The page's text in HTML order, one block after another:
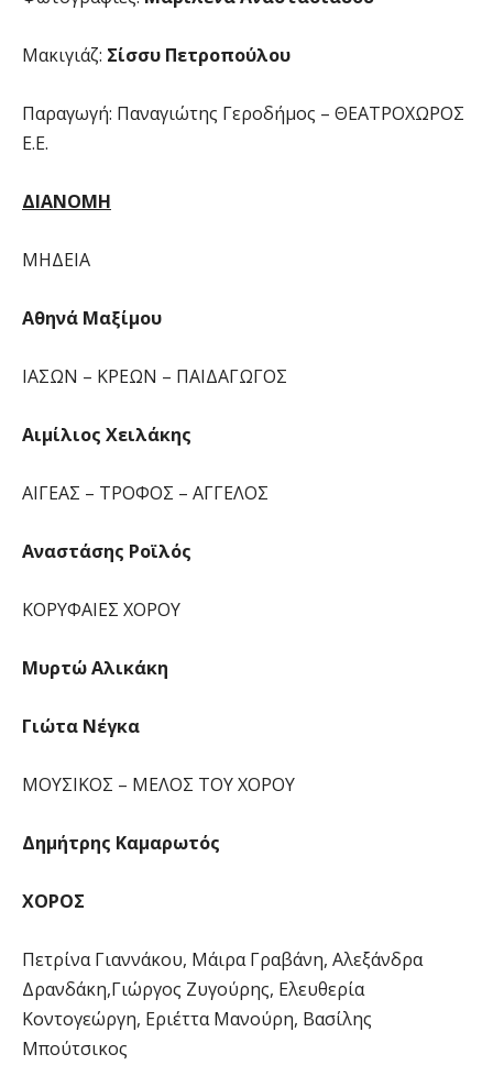
Μακιγιάζ: Σίσσυ Πετροπούλου
Παραγωγή: Παναγιώτης Γεροδήμος – ΘΕΑΤΡΟΧΩΡΟΣ
Ε.Ε.
ΔΙΑΝΟΜΗ
ΜΗΔΕΙΑ
Αθηνά Μαξίμου
ΙΑΣΩΝ – ΚΡΕΩΝ – ΠΑΙΔΑΓΩΓΟΣ
Αιμίλιος Χειλάκης
ΑΙΓΕΑΣ – ΤΡΟΦΟΣ – ΑΓΓΕΛΟΣ
Αναστάσης Ροϊλός
ΚΟΡΥΦΑΙΕΣ ΧΟΡΟΥ
Μυρτώ Αλικάκη
Γιώτα Νέγκα
ΜΟΥΣΙΚΟΣ – ΜΕΛΟΣ ΤΟΥ ΧΟΡΟΥ
Δημήτρης Καμαρωτός
ΧΟΡΟΣ
Πετρίνα Γιαννάκου, Μάιρα Γραβάνη, Αλεξάνδρα
Δρανδάκη,Γιώργος Ζυγούρης, Ελευθερία
Κοντογεώργη, Εριέττα Μανούρη, Βασίλης
Μπούτσικος